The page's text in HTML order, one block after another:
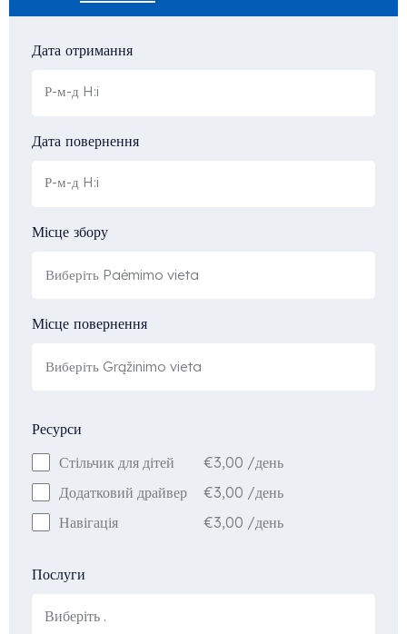
Дата отримання
Дата повернення
Місце збору
Місце повернення
Ресурси
Стільчик для дітей
€3,00 /день
Додатковий драйвер
€3,00 /день
Навігація
€3,00 /день
Послуги